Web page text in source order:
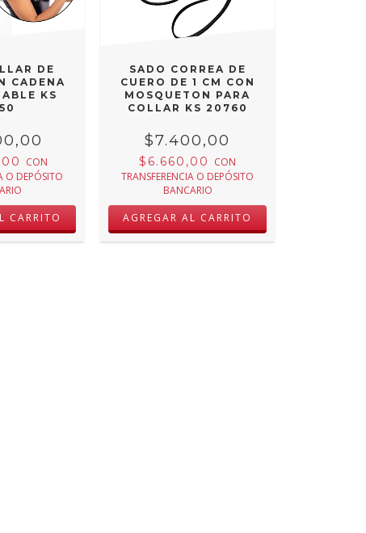
DE
CADENA
KS
CON
O DEPÓSITO
SADO CORREA DE
CUERO DE 1 CM CON
MOSQUETON PARA
COLLAR KS 20760
$7.400,00
$6.660,00 CON
TRANSFERENCIA O DEPÓSITO
BANCARIO